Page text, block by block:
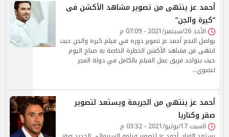
أحمد عز ينتهى من تصوير مشاهد الأكشن فى
”كيرة والجن”
الأحد 26/سبتمبر/2021 - 07:09 م
يواصل النجم أحمد عز تصوير دوره في فيلم كيرة والجن حيث
انتهى من مشاهد الأكشن الخطرة الخاصة به صباح اليوم
حيث يتواجد فريق عمل الفيلم بالكامل في دولة المجر
لتصوي…
أحمد عز ينتهي من الجريمة ويستعد لتصوير
صقر وكناريا
السبت 17/يوليو/2021 - 03:32 م